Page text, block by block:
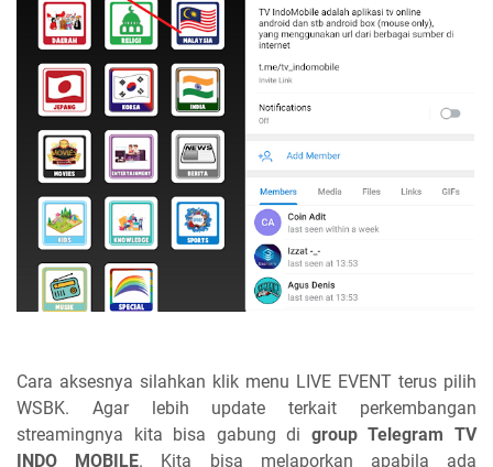
Cara aksesnya silahkan klik menu LIVE EVENT terus pilih
WSBK. Agar lebih update terkait perkembangan
streamingnya kita bisa gabung di group Telegram TV
INDO MOBILE. Kita bisa melaporkan apabila ada